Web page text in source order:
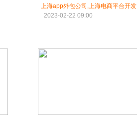
上海app外包公司,上海电商平台开发
2023-02-22 09:00